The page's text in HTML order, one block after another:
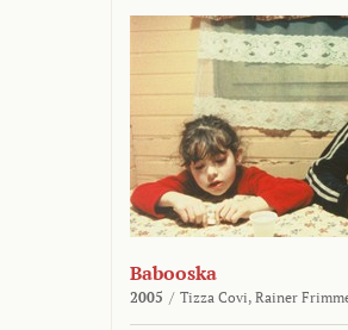
Babooska
2005 / Tizza Covi, Rainer